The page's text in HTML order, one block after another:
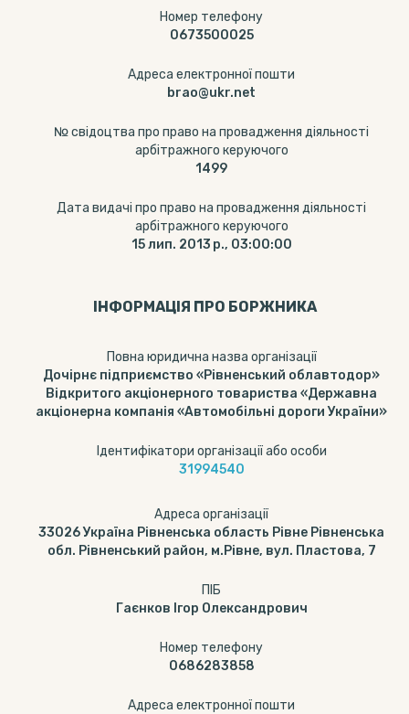
Номер телефону
0673500025
Адреса електронної пошти
brao@ukr.net
№ свідоцтва про право на провадження діяльності
арбітражного керуючого
1499
Дата видачі про право на провадження діяльності
арбітражного керуючого
15 лип. 2013 р., 03:00:00
ІНФОРМАЦІЯ ПРО БОРЖНИКА
Повна юридична назва організації
Дочірнє підприємство «Рівненський облавтодор»
Відкритого акціонерного товариства «Державна
акціонерна компанія «Автомобільні дороги України»
Ідентифікатори організації або особи
31994540
Адреса організації
33026 Україна Рівненська область Рівне Рівненська
обл. Рівненський район, м.Рівне, вул. Пластова, 7
ПІБ
Гаєнков Ігор Олександрович
Номер телефону
0686283858
Адреса електронної пошти